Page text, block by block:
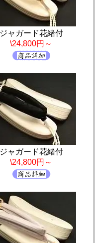
ジャガード花緒付
\24,800円～
ジャガード花緒付
\24,800円～